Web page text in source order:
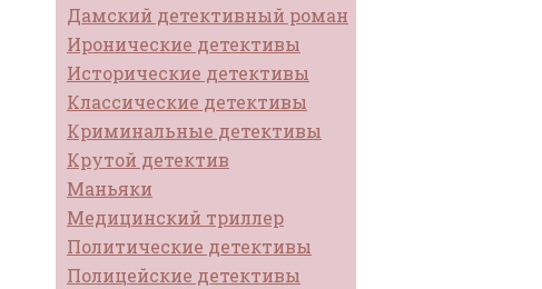
Дамский детективный роман
Иронические детективы
Исторические детективы
Классические детективы
Криминальные детективы
Крутой детектив
Маньяки
Медицинский триллер
Политические детективы
Полицейские детективы